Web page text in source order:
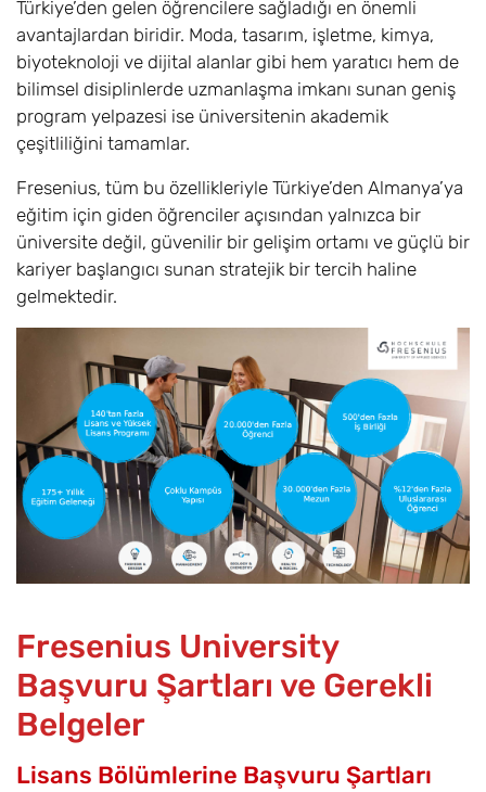
Türkiye’den gelen öğrencilere sağladığı en önemli
avantajlardan biridir. Moda, tasarım, işletme, kimya,
biyoteknoloji ve dijital alanlar gibi hem yaratıcı hem de
bilimsel disiplinlerde uzmanlaşma imkanı sunan geniş
program yelpazesi ise üniversitenin akademik
çeşitliliğini tamamlar.
Fresenius, tüm bu özellikleriyle Türkiye’den Almanya’ya
eğitim için giden öğrenciler açısından yalnızca bir
üniversite değil, güvenilir bir gelişim ortamı ve güçlü bir
kariyer başlangıcı sunan stratejik bir tercih haline
gelmektedir.
Fresenius University
Başvuru Şartları ve Gerekli
Belgeler
Lisans Bölümlerine Başvuru Şartları